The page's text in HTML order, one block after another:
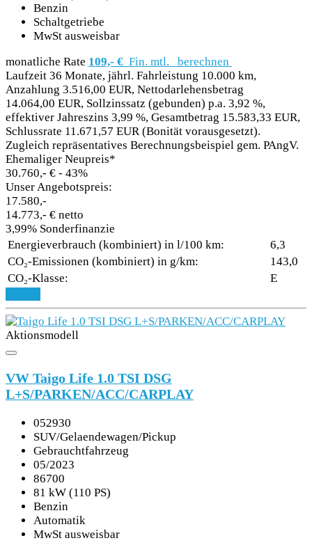
Benzin
Schaltgetriebe
MwSt ausweisbar
monatliche Rate 109,- € Fin. mtl.
berechnen
Laufzeit 36 Monate, jährl. Fahrleistung 10.000 km,
Anzahlung 3.516,00 EUR, Nettodarlehensbetrag
14.064,00 EUR, Sollzinssatz (gebunden) p.a. 3,92 %,
effektiver Jahreszins 3,99 %, Gesamtbetrag 15.583,33 EUR,
Schlussrate 11.671,57 EUR (Bonität vorausgesetzt).
Zugleich repräsentatives Berechnungsbeispiel gem. PAngV.
Ehemaliger Neupreis*
30.760,- € - 43%
Unser Angebotspreis:
17.580,-
14.773,- € netto
3,99% Sonderfinanzie
Energieverbrauch (kombiniert) in l/100 km:
6,3
CO₂-Emissionen (kombiniert) in g/km:
143,0
CO₂-Klasse:
E
Aktionsmodell
VW Taigo Life 1.0 TSI DSG
L+S/PARKEN/ACC/CARPLAY
052930
SUV/Gelaendewagen/Pickup
Gebrauchtfahrzeug
05/2023
86700
81 kW (110 PS)
Benzin
Automatik
MwSt ausweisbar